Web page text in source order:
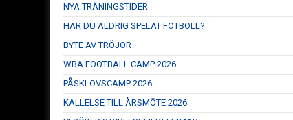
NYA TRÄNINGSTIDER
HAR DU ALDRIG SPELAT FOTBOLL?
BYTE AV TRÖJOR
WBA FOOTBALL CAMP 2026
PÅSKLOVSCAMP 2026
KALLELSE TILL ÅRSMÖTE 2026